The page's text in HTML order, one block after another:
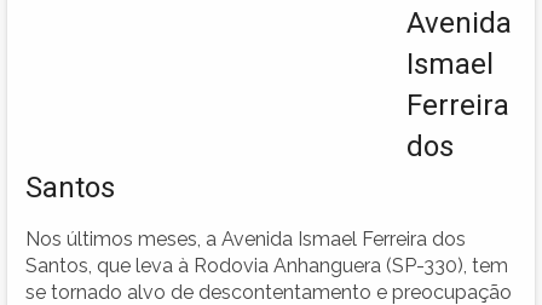
Avenida
Ismael
Ferreira
dos
Santos
Nos últimos meses, a Avenida Ismael Ferreira dos
Santos, que leva à Rodovia Anhanguera (SP-330), tem
se tornado alvo de descontentamento e preocupação